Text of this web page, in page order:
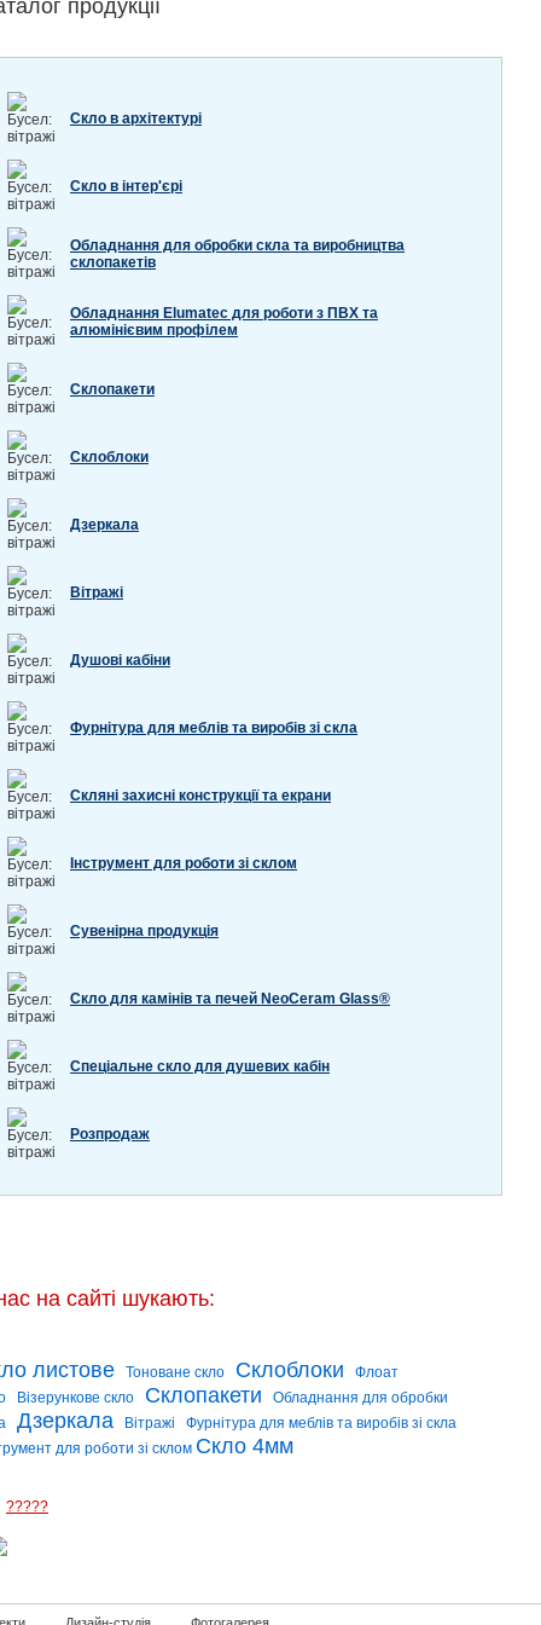
продукції
Скло в архітектурі
Скло в інтер'єрі
Обладнання для обробки скла та виробництва
склопакетів
Обладнання Elumatec для роботи з ПВХ та
алюмінієвим профілем
Склопакети
Склоблоки
Дзеркала
Вітражі
Душові кабіни
Фурнітура для меблів та виробів зі скла
Скляні захисні конструкції та екрани
Інструмент для роботи зі склом
Сувенірна продукція
Скло для камінів та печей NeoCeram Glass®
Спеціальне скло для душевих кабін
Розпродаж
на сайті шукають:
листове Тоноване скло Склоблоки
Флоат
Візерункове скло Склопакети
Обладнання для обробки
Дзеркала Вітражі
Фурнітура для меблів та виробів зі скла
для роботи зі склом Скло 4мм
?????